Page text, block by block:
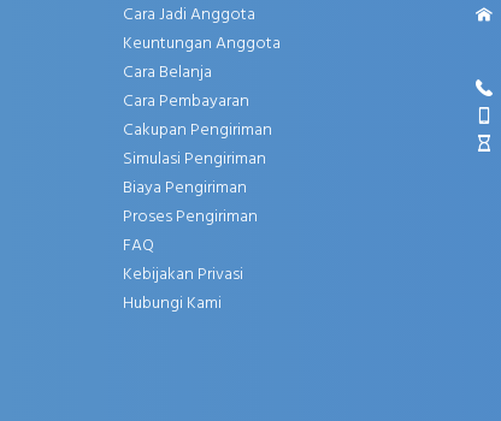
Cara Jadi Anggota
Keuntungan Anggota
Cara Belanja
Cara Pembayaran
Cakupan Pengiriman
Simulasi Pengiriman
Biaya Pengiriman
Proses Pengiriman
FAQ
Kebijakan Privasi
Hubungi Kami